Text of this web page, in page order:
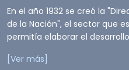
En el año 1932 se creó la
de la Nación", el sector que
permitía elaborar el
[Ver más]